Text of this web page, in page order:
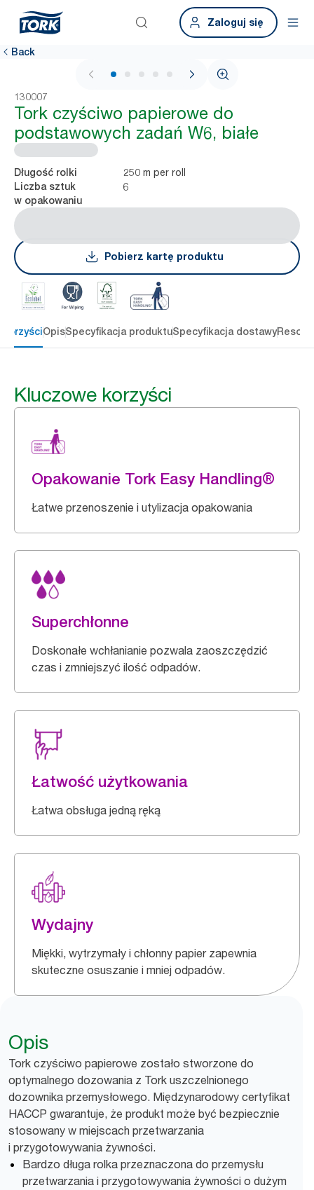
Zaloguj się
Back
1 / 6
130007
Tork czyściwo papierowe do
podstawowych zadań W6, białe
Długość rolki 250 m per roll
Liczba sztuk
w opakowaniu
6
Pobierz kartę produktu
korzyściOpisSpecyfikacja produktuSpecyfikacja dostawy
Kluczowe korzyści
Opakowanie Tork Easy Handling®
Łatwe przenoszenie i utylizacja opakowania
Superchłonne
Doskonałe wchłanianie pozwala zaoszczędzić
czas i zmniejszyć ilość odpadów.
Łatwość użytkowania
Łatwa obsługa jedną ręką
Wydajny
Miękki, wytrzymały i chłonny papier zapewnia
skuteczne osuszanie i mniej odpadów.
Opis
Tork czyściwo papierowe zostało stworzone do
optymalnego dozowania z Tork uszczelnionego
dozownika przemysłowego. Międzynarodowy certyfikat
HACCP gwarantuje, że produkt może być bezpiecznie
stosowany w miejscach przetwarzania
i przygotowywania żywności.
Bardzo długa rolka przeznaczona do przemysłu
przetwarzania i przygotowywania żywności o dużym